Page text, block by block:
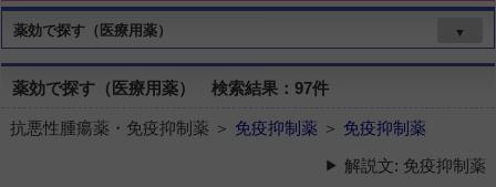
薬効で探す（医療用薬） ▼
薬効で探す（医療用薬） 検索結果：97件
抗悪性腫瘍薬・免疫抑制薬 ＞ 免疫抑制薬 ＞ 免疫抑制薬
解説文: 免疫抑制薬